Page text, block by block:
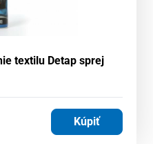
textilu Detap sprej
Kúpiť